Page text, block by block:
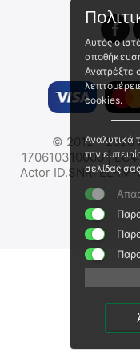
Γάντια Χειρουργικά
Αποστειρωμένα με
(1 Ζεύγος)
2023454
Άμεσα διαθέσιμο
Αποστολή εντός 24
(χωρίς ΦΠΑ)
© 2012 - 2026
170610310000 | ΕΟΦ
Actor ID.SNR: EL-
Αυτός ο
Ανατρέξτε
cookies.
Αναλυτικά
την
σελίδας